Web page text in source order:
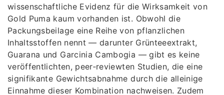
wissenschaftliche Evidenz für die Wirksamkeit von
Gold Puma kaum vorhanden ist. Obwohl die
Packungsbeilage eine Reihe von pflanzlichen
Inhaltsstoffen nennt — darunter Grünteeextrakt,
Guarana und Garcinia Cambogia — gibt es keine
veröffentlichten, peer‑reviewten Studien, die eine
signifikante Gewichtsabnahme durch die alleinige
Einnahme dieser Kombination nachweisen. Zudem